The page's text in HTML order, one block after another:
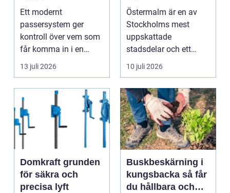
smidigare tillträde
Ett modernt
passersystem ger
kontroll över vem som
får komma in i en
byggnad, när de får
komma in oc...
13 juli 2026
matupplevelser i
en av Stockholms
mest attraktiva
stadsdelar
Östermalm är en av
Stockholms mest
uppskattade
stadsdelar och ett
självklart val f&ou...
10 juli 2026
Domkraft grunden
för säkra och
precisa lyft
Buskbeskärning i
kungsbacka så får
du hållbara och